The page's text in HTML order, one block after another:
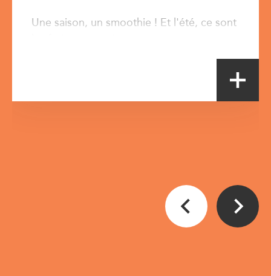
Une saison, un smoothie ! Et l'été, ce sont